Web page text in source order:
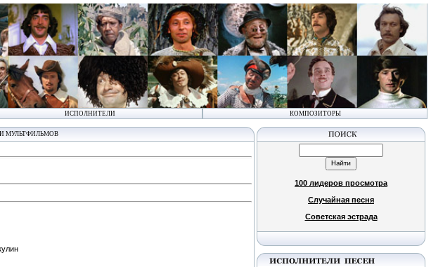
ИСПОЛНИТЕЛИ КОМПОЗИТОРЫ
МУЛЬТФИЛЬМОВ
100 лидеров просмотра
Случайная песня
Советская эстрада